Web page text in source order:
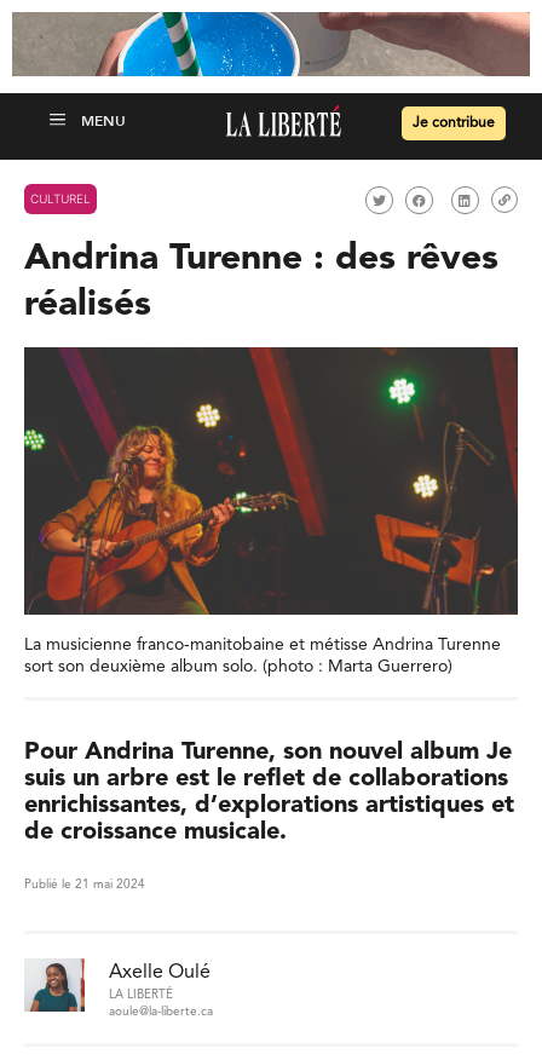
Je contribue
CULTUREL
Andrina Turenne : des rêves
réalisés
La musicienne franco-manitobaine et métisse Andrina Turenne
sort son deuxième album solo. (photo : Marta Guerrero)
Pour Andrina Turenne, son nouvel album Je
suis un arbre est le reflet de collaborations
enrichissantes, d’explorations artistiques et
de croissance musicale.
Publié le 21 mai 2024
Axelle Oulé
LA LIBERTÉ
aoule@la-liberte.ca